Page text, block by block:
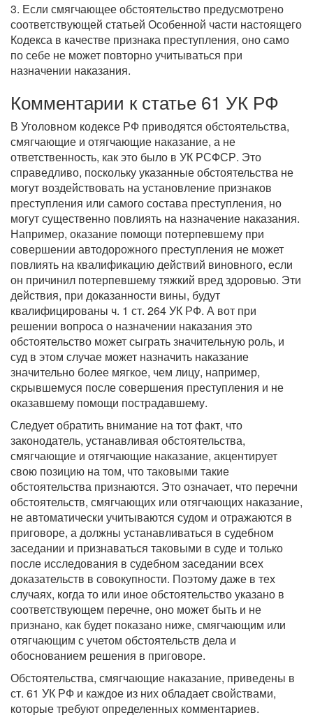
3. Если смягчающее обстоятельство предусмотрено
соответствующей статьей Особенной части настоящего
Кодекса в качестве признака преступления, оно само
по себе не может повторно учитываться при
назначении наказания.
Комментарии к статье 61 УК РФ
В Уголовном кодексе РФ приводятся обстоятельства,
смягчающие и отягчающие наказание, а не
ответственность, как это было в УК РСФСР. Это
справедливо, поскольку указанные обстоятельства не
могут воздействовать на установление признаков
преступления или самого состава преступления, но
могут существенно повлиять на назначение наказания.
Например, оказание помощи потерпевшему при
совершении автодорожного преступления не может
повлиять на квалификацию действий виновного, если
он причинил потерпевшему тяжкий вред здоровью. Эти
действия, при доказанности вины, будут
квалифицированы ч. 1 ст. 264 УК РФ. А вот при
решении вопроса о назначении наказания это
обстоятельство может сыграть значительную роль, и
суд в этом случае может назначить наказание
значительно более мягкое, чем лицу, например,
скрывшемуся после совершения преступления и не
оказавшему помощи пострадавшему.
Следует обратить внимание на тот факт, что
законодатель, устанавливая обстоятельства,
смягчающие и отягчающие наказание, акцентирует
свою позицию на том, что таковыми такие
обстоятельства признаются. Это означает, что перечни
обстоятельств, смягчающих или отягчающих наказание,
не автоматически учитываются судом и отражаются в
приговоре, а должны устанавливаться в судебном
заседании и признаваться таковыми в суде и только
после исследования в судебном заседании всех
доказательств в совокупности. Поэтому даже в тех
случаях, когда то или иное обстоятельство указано в
соответствующем перечне, оно может быть и не
признано, как будет показано ниже, смягчающим или
отягчающим с учетом обстоятельств дела и
обоснованием решения в приговоре.
Обстоятельства, смягчающие наказание, приведены в
ст. 61 УК РФ и каждое из них обладает свойствами,
которые требуют определенных комментариев.